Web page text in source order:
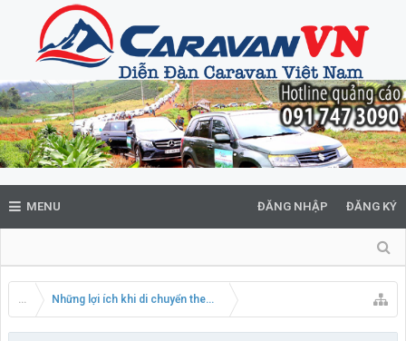
MENU ĐĂNG NHẬP ĐĂNG KÝ
... Những lợi ích khi di chuyển theo đoàn Caravan